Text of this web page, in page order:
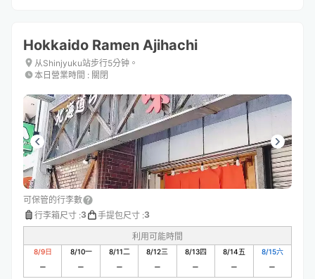
Hokkaido Ramen Ajihachi
从Shinjyuku站步行5分钟。
本日營業時間 : 關閉
可保管的行李數
行李箱尺寸 :3 手提包尺寸 :3
利用可能時間
8/9日 8/10一 8/11二 8/12三 8/13四 8/14五 8/15六